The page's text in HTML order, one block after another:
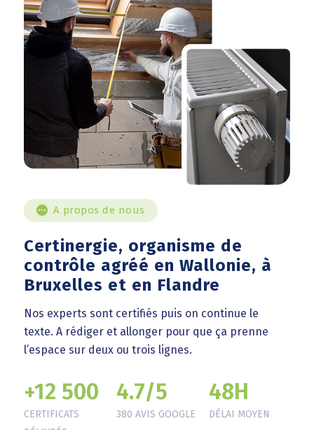
A propos de nous
Certinergie, organisme de
contrôle agréé en Wallonie, à
Bruxelles et en Flandre
Nos experts sont certifiés puis on continue le
texte. A rédiger et allonger pour que ça prenne
l’espace sur deux ou trois lignes.
+12 500
CERTIFICATS
4.7/5
380 AVIS GOOGLE
48H
DÉLAI MOYEN